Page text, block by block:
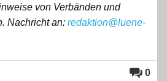
von Verbänden und
Nachricht an: redaktion@luene-
0